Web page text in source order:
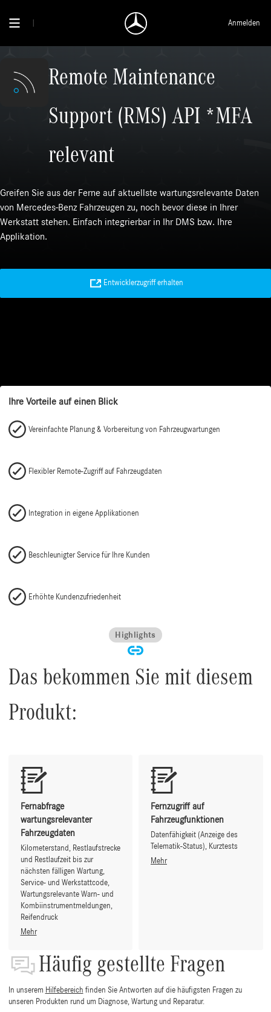
Anmelden
Remote Maintenance
Support (RMS) API *MFA
relevant
Greifen Sie aus der Ferne auf aktuellste wartungsrelevante Daten
von Mercedes-Benz Fahrzeugen zu, noch bevor diese in Ihrer
Werkstatt stehen. Einfach integrierbar in Ihr DMS bzw. Ihre
Applikation.
Entwicklerzugriff erhalten
Ihre Vorteile auf einen Blick
Vereinfachte Planung & Vorbereitung von Fahrzeugwartungen
Flexibler Remote-Zugriff auf Fahrzeugdaten
Integration in eigene Applikationen
Beschleunigter Service für Ihre Kunden
Erhöhte Kundenzufriedenheit
Highlights
Das bekommen Sie mit diesem
Produkt:
Fernabfrage
wartungsrelevanter
Fahrzeugdaten
Kilometerstand, Restlaufstrecke
und Restlaufzeit bis zur
nächsten fälligen Wartung,
Service- und Werkstattcode,
Wartungsrelevante Warn- und
Kombiinstrumentmeldungen,
Reifendruck
Mehr
Fernzugriff auf
Fahrzeugfunktionen
Datenfähigkeit (Anzeige des
Telematik-Status), Kurztests
Mehr
Häufig gestellte Fragen
In unserem Hilfebereich finden Sie Antworten auf die häufigsten Fragen zu
unseren Produkten rund um Diagnose, Wartung und Reparatur.